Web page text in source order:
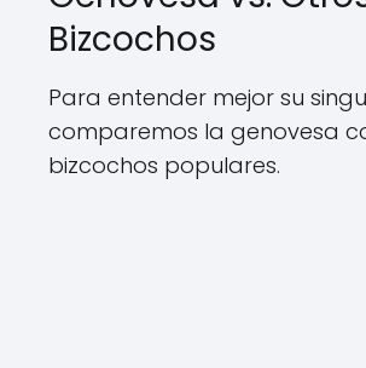
Bizcochos
Para entender mejor su
comparemos la genovesa
bizcochos populares.